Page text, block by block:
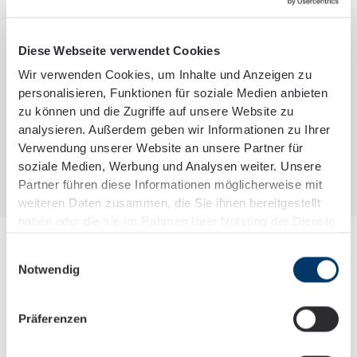
Diese Webseite verwendet Cookies
Wir verwenden Cookies, um Inhalte und Anzeigen zu
personalisieren, Funktionen für soziale Medien anbieten
zu können und die Zugriffe auf unsere Website zu
analysieren. Außerdem geben wir Informationen zu Ihrer
Verwendung unserer Website an unsere Partner für
soziale Medien, Werbung und Analysen weiter. Unsere
Partner führen diese Informationen möglicherweise mit
weiteren Daten zusammen, die Sie ihnen bereitgestellt
Notwendig
Präferenzen
vorderster Stelle und ist, gepaart mit einem hohen Maß
an Engagement und Fachwissen am Puls der Zeit, unser
Beratungscredo.
Die pure Beratung auf Basis der Zahlen und dem
individuellen Geschäftsmodell unserer Mandant:innen ist
unser Fokus.